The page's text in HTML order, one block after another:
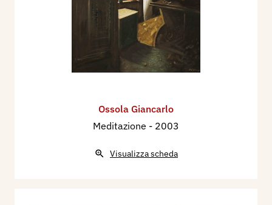
Ossola Giancarlo
Meditazione - 2003
Visualizza scheda